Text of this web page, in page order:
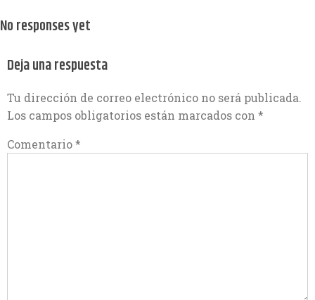
No responses yet
Deja una respuesta
Tu dirección de correo electrónico no será publicada.
Los campos obligatorios están marcados con *
Comentario*